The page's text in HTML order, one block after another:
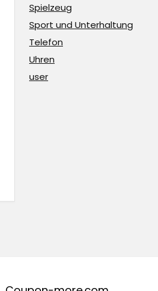
Spielzeug
Sport und Unterhaltung
Telefon
Uhren
user